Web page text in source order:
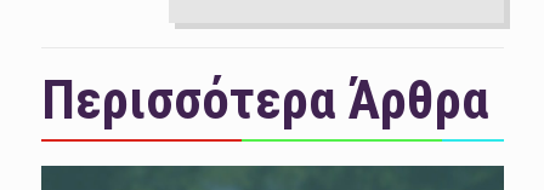
Περισσότερα Άρθρα